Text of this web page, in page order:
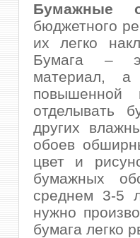
Бумажные
бюджетного
их легко
Бумага –
материал,
повышенной
отделывать
других
обоев
цвет и
бумажных
среднем 3-5
нужно
бумага легко